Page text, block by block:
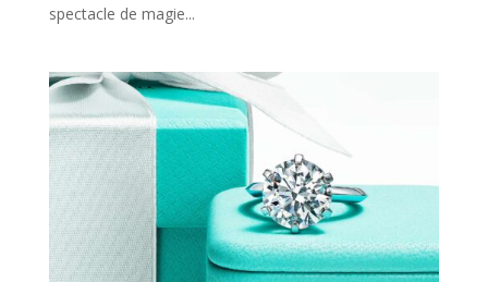
spectacle de magie...